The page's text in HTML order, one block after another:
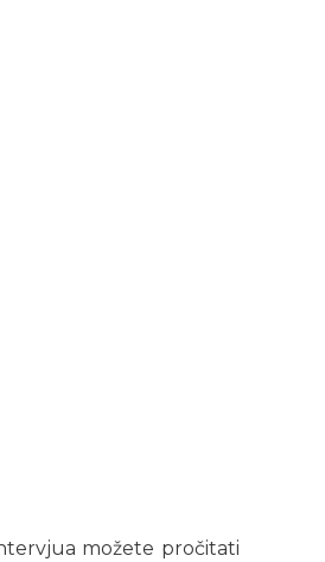
možete pročitati